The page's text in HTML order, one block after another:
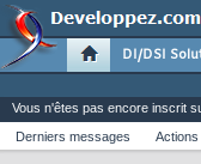
DI/DSI
Vous n'êtes pas encore inscrit
Derniers messages
Actions